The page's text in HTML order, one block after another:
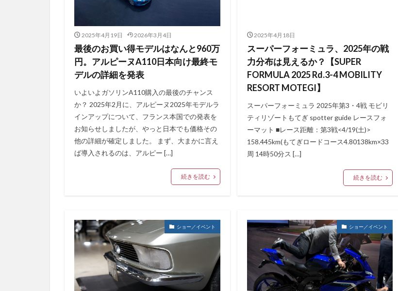
2025年4月19日 2026年3月4日
最後のお買い得モデルはなんと960万
円。アルピーヌA110日本向け最終モ
デルの詳細を発表
いよいよガソリンA110購入の最後のチャンス
か？ 2025年2月に、アルピーヌ2025年モデルラ
インアップについて、フランス本国での発表を
お知らせしましたが、やっと日本でも価格その
他の詳細が確定しました。 まず、大まかに言え
ば導入されるのは、アルピー […]
続きを読む
2025年4月18日
スーパーフォーミュラ、2025年の戦
力分布は見えるか？【SUPER
FORMULA 2025 Rd.3-4 MOBILITY
RESORT MOTEGI】
スーパーフォーミュラ 2025年第3・4戦 モビリ
ティリゾートもてぎ spotter guide レースフォ
ーマット ■レース距離：第3戦<4/19(土)>
158.445km(もてぎロードコース4.80138km×33
周 14時50分ス […]
続きを読む
ショー／イベント ショー／イベント